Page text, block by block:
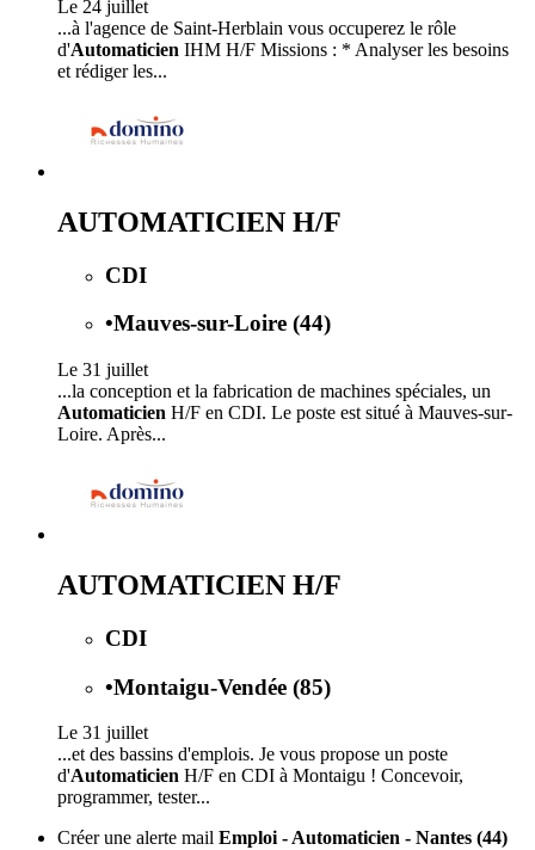
Le 24 juillet
...à l'agence de Saint-Herblain vous occuperez le rôle
d'Automaticien IHM H/F Missions : * Analyser les besoins
et rédiger les...
AUTOMATICIEN H/F
CDI
•Mauves-sur-Loire (44)
Le 31 juillet
...la conception et la fabrication de machines spéciales, un
Automaticien H/F en CDI. Le poste est situé à Mauves-sur-
Loire. Après...
AUTOMATICIEN H/F
CDI
•Montaigu-Vendée (85)
Le 31 juillet
...et des bassins d'emplois. Je vous propose un poste
d'Automaticien H/F en CDI à Montaigu ! Concevoir,
programmer, tester...
Créer une alerte mail Emploi - Automaticien - Nantes (44)